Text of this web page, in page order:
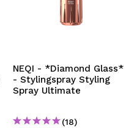
NEQI - *Diamond Glass*
- Stylingspray Styling
Spray Ultimate
(18)